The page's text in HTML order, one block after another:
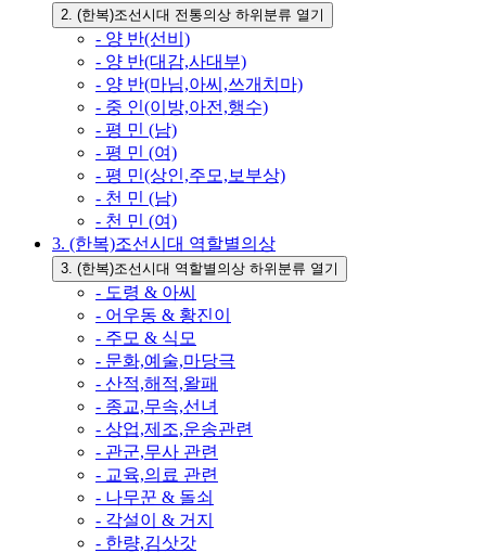
2. (한복)조선시대 전통의상 하위분류 열기
- 양 반(선비)
- 양 반(대감,사대부)
- 양 반(마님,아씨,쓰개치마)
- 중 인(이방,아전,행수)
- 평 민 (남)
- 평 민 (여)
- 평 민(상인,주모,보부상)
- 천 민 (남)
- 천 민 (여)
3. (한복)조선시대 역할별의상
3. (한복)조선시대 역할별의상 하위분류 열기
- 도령 & 아씨
- 어우동 & 황진이
- 주모 & 식모
- 문화,예술,마당극
- 산적,해적,왈패
- 종교,무속,선녀
- 상업,제조,운송관련
- 관군,무사 관련
- 교육,의료 관련
- 나무꾼 & 돌쇠
- 각설이 & 거지
- 한량,김삿갓